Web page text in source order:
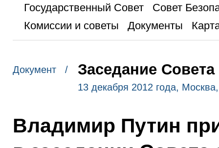
Государственный Совет
Совет
Комиссии и советы
Документы
Документ / Заседание
13 декабря 2012 года,
Владимир Путин